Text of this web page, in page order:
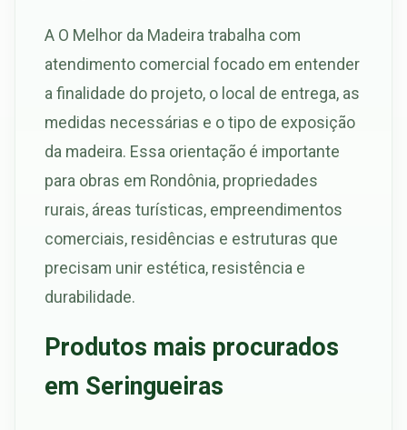
A O Melhor da Madeira trabalha com
atendimento comercial focado em entender
a finalidade do projeto, o local de entrega, as
medidas necessárias e o tipo de exposição
da madeira. Essa orientação é importante
para obras em Rondônia, propriedades
rurais, áreas turísticas, empreendimentos
comerciais, residências e estruturas que
precisam unir estética, resistência e
durabilidade.
Produtos mais procurados
em Seringueiras